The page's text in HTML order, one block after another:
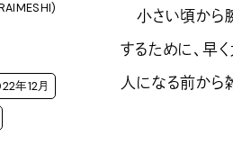
年12月
小さい頃から
するために、早
人になる前から